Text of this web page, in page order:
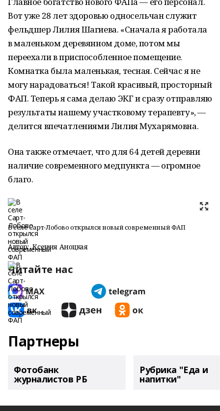
Вот уже 28 лет здоровью односельчан служит
фельдшер Лилия Шагиева. «Сначала я работала
в маленьком деревянном доме, потом мы
переехали в приспособленное помещение.
Комнатка была маленькая, тесная. Сейчас я не
могу нарадоваться! Такой красивый, просторный
ФАП. Теперь я сама делаю ЭКГ и сразу отправляю
результаты нашему участковому терапевту», —
делится впечатлениями Лилия Мухарямовна.
Она также отмечает, что для 64 детей деревни
наличие современного медпункта — огромное
благо.
В селе Сарт-Лобово открылся новый современный ФАП
Автор: Ксения Аноцкая
Читайте нас
Партнеры
Фотобанк
журналистов РБ
Рубрика "Еда и
напитки"